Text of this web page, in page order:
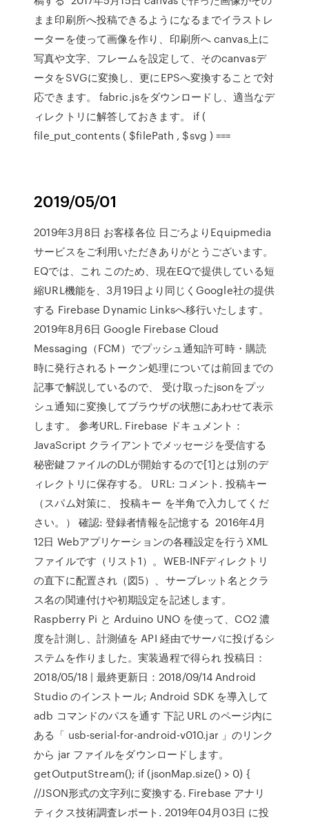
まま印刷所へ投稿できるようになるまでイラストレ
ーターを使って画像を作り、印刷所へ canvas上に
写真や文字、フレームを設定して、そのcanvasデ
ータをSVGに変換し、更にEPSへ変換することで対
応できます。 fabric.jsをダウンロードし、適当なデ
ィレクトリに解答しておきます。 if (
file_put_contents ( $filePath , $svg ) ===
2019/05/01
2019年3月8日 お客様各位 日ごろよりEquipmedia
サービスをご利用いただきありがとうございます。
EQでは、これ このため、現在EQで提供している短
縮URL機能を、3月19日より同じくGoogle社の提供
する Firebase Dynamic Linksへ移行いたします。
2019年8月6日 Google Firebase Cloud
Messaging（FCM）でプッシュ通知許可時・購読
時に発行されるトークン処理については前回までの
記事で解説しているので、 受け取ったjsonをプッ
シュ通知に変換してブラウザの状態にあわせて表示
します。 参考URL. Firebase ドキュメント：
JavaScript クライアントでメッセージを受信する
秘密鍵ファイルのDLが開始するので[1]とは別のデ
ィレクトリに保存する。 URL: コメント. 投稿キー
（スパム対策に、 投稿キー を半角で入力してくだ
さい。） 確認: 登録者情報を記憶する 2016年4月
12日 Webアプリケーションの各種設定を行うXML
ファイルです（リスト1）。WEB-INFディレクトリ
の直下に配置され（図5）、サーブレット名とクラ
ス名の関連付けや初期設定を記述します。
Raspberry Pi と Arduino UNO を使って、CO2 濃
度を計測し、計測値を API 経由でサーバに投げるシ
ステムを作りました。実装過程で得られ 投稿日：
2018/05/18 | 最終更新日：2018/09/14 Android
Studio のインストール; Android SDK を導入して
adb コマンドのパスを通す 下記 URL のページ内に
ある「 usb-serial-for-android-v010.jar 」のリンク
から jar ファイルをダウンロードします。
getOutputStream(); if (jsonMap.size() > 0) {
//JSON形式の文字列に変換する. Firebase アナリ
ティクス技術調査レポート. 2019年04月03日 に投